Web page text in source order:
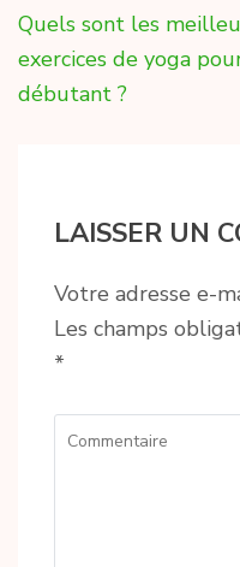
Navigation
de
l’article
Quels sont les
exercices de yoga
débutant ?
LAISSER UN
Votre adresse e-
Les champs
*
Commentaire